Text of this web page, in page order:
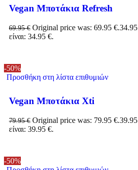
Vegan Μποτάκια Refresh
69.95€ Original price was: 69.95 €.34.95
είναι: 34.95 €.
-50%
Προσθήκη στη λίστα επιθυμιών
Vegan Μποτάκια Xti
79.95€ Original price was: 79.95 €.39.95
είναι: 39.95 €.
-50%